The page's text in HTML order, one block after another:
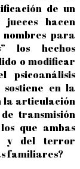
de un
hacen
para
los hechos
o modificar
psicoanálisis
en la
la articulación
transmisión
que ambas
y del terror
familiares?